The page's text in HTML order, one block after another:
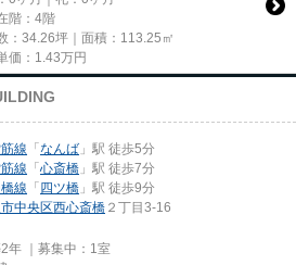
階：4階
：34.26坪｜面積：113.25㎡
価： 1.43万円
線 「なんば 」駅 徒歩5分
線 「心斎橋 」駅 徒歩7分
線 「四ツ橋 」駅 徒歩9分
中央区西心斎橋 ２丁目3-16
年 ｜募集中： 1室